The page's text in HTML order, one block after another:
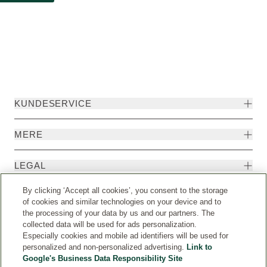
KUNDESERVICE
MERE
LEGAL
EKSTRA
By clicking ‘Accept all cookies’, you consent to the storage
of cookies and similar technologies on your device and to
the processing of your data by us and our partners. The
collected data will be used for ads personalization.
Especially cookies and mobile ad identifiers will be used for
personalized and non-personalized advertising. Link to
Google's Business Data Responsibility Site